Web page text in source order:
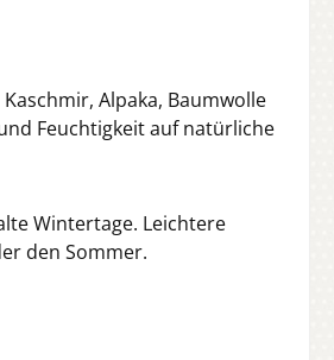
Alpaka, Baumwolle
Feuchtigkeit auf natürliche
Wintertage. Leichtere
den Sommer.